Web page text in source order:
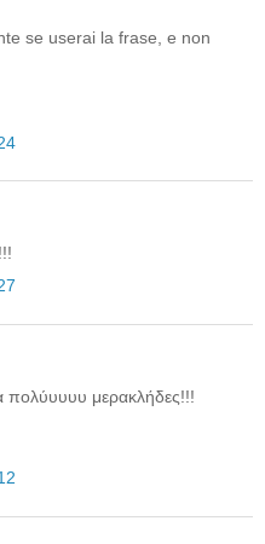
se userai la frase, e non
πολύυυυυ μερακλήδες!!!